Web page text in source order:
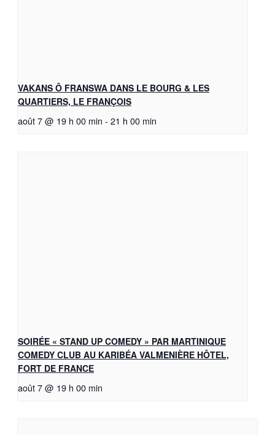
VAKANS Ô FRANSWA DANS LE BOURG & LES
QUARTIERS, LE FRANÇOIS
août 7 @ 19 h 00 min - 21 h 00 min
SOIRÉE « STAND UP COMEDY » PAR MARTINIQUE
COMEDY CLUB AU KARIBÉA VALMENIÈRE HÔTEL,
FORT DE FRANCE
août 7 @ 19 h 00 min